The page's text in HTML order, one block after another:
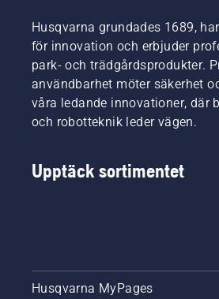
Husqvarna grundades 1689,
för innovation och erbjuder
park- och trädgårdsprodukter.
användbarhet möter säkerhet
våra ledande innovationer, där
och robotteknik leder vägen.
Upptäck sortimentet
Husqvarna MyPages